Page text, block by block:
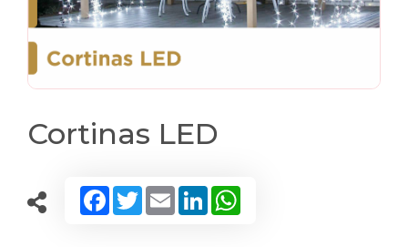
Cortinas LED
Facebook
TwitterEmailLinkedIn